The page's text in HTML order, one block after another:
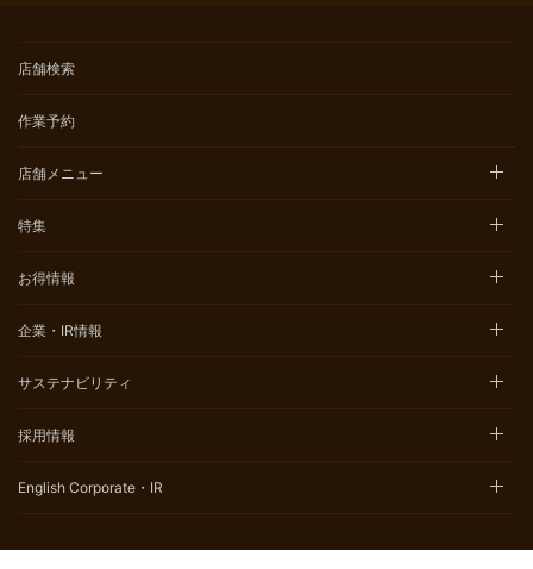
店舗検索
作業予約
店舗メニュー
特集
お得情報
企業・IR情報
サステナビリティ
採用情報
English Corporate・IR